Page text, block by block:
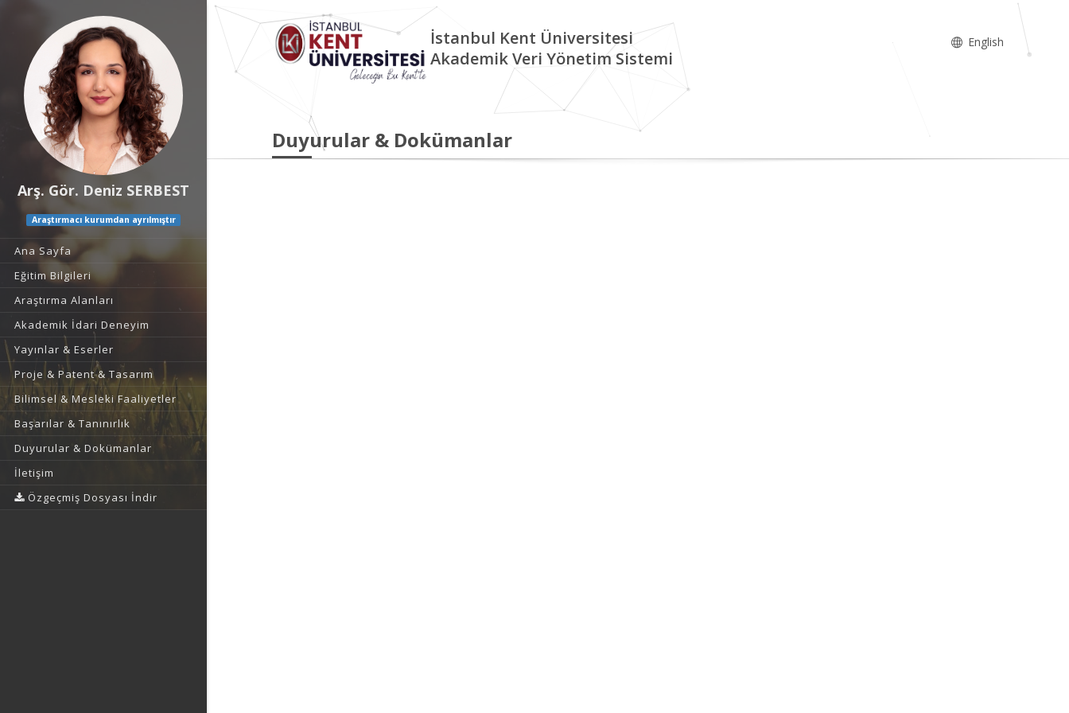
Arş. Gör. Deniz SERBEST
Araştırmacı kurumdan ayrılmıştır
Ana Sayfa
Eğitim Bilgileri
Araştırma Alanları
Akademik İdari Deneyim
Yayınlar & Eserler
Proje & Patent & Tasarım
Bilimsel & Mesleki Faaliyetler
Başarılar & Tanınırlık
Duyurular & Dokümanlar
İletişim
Özgeçmiş Dosyası İndir
İstanbul Kent Üniversitesi
Akademik Veri Yönetim Sistemi
English
Duyurular & Dokümanlar